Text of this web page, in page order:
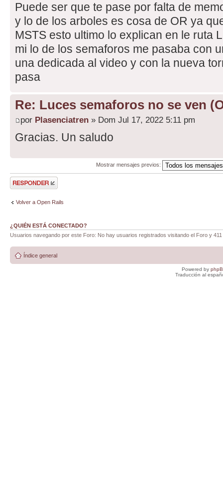
Puede ser que te pase por falta de
y lo de los arboles es cosa de OR ya
MSTS esto ultimo lo explican en le ruta
mi lo de los semaforos me pasaba con
una dedicada al video y con la nueva
pasa
Re: Luces semaforos no se ven
por Plasenciatren » Dom Jul 17, 2022 5:11 pm
Gracias. Un saludo
Mostrar mensajes previos:
Publicar una
respuesta
Volver a Open Rails
¿QUIÉN ESTÁ CONECTADO?
Usuarios navegando por este Foro: No hay usuarios registrados visitando el Foro y
Índice general
Powered by
Traducción al